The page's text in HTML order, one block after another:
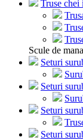
Truse chei
Scule de
Seturi
Seturi
Seturi
Seturi